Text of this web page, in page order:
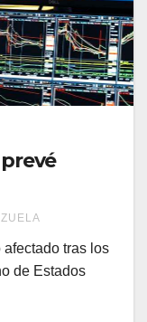
tras los
de Estados